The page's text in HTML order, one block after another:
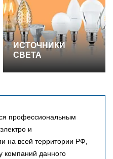
ИСТОЧНИКИ
СВЕТА
профессиональным
и
на всей территории РФ,
компаний данного